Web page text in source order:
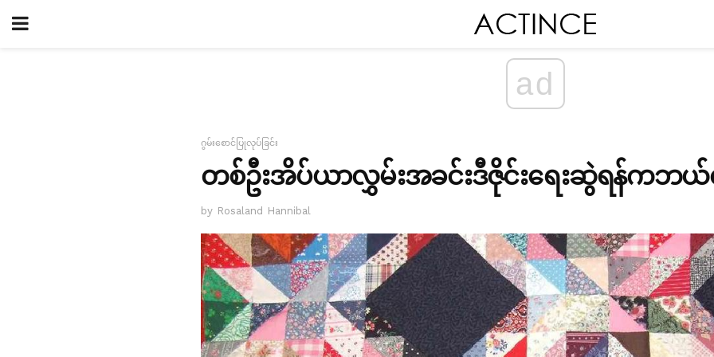
ad
ဂွမ်းစောင်ပြုလုပ်ခြင်း
တစ်ဦးအိပ်ယာလွှမ်းအခင်းဒီဇိုင်းရေးဆွဲရန်ကဘ
by Rosaland Hannibal